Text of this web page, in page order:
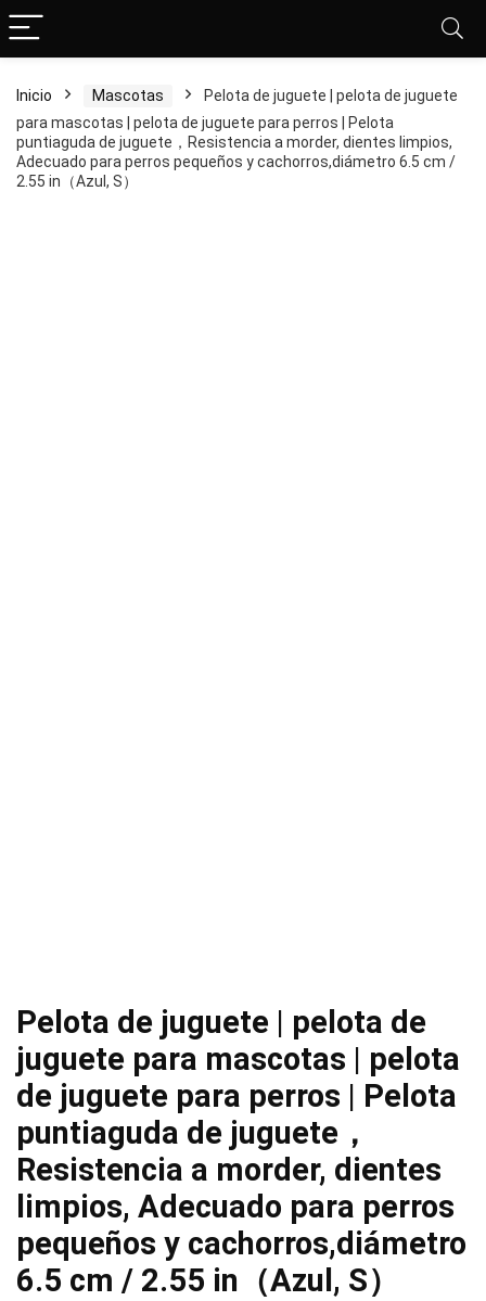
Inicio Mascotas
Pelota de juguete | pelota de juguete
para mascotas | pelota de juguete para perros | Pelota
puntiaguda de juguete，Resistencia a morder, dientes limpios,
Adecuado para perros pequeños y cachorros,diámetro 6.5 cm /
2.55 in（Azul, S）
Pelota de juguete | pelota de
juguete para mascotas | pelota
de juguete para perros | Pelota
puntiaguda de juguete，
Resistencia a morder, dientes
limpios, Adecuado para perros
pequeños y cachorros,diámetro
6.5 cm / 2.55 in（Azul, S）